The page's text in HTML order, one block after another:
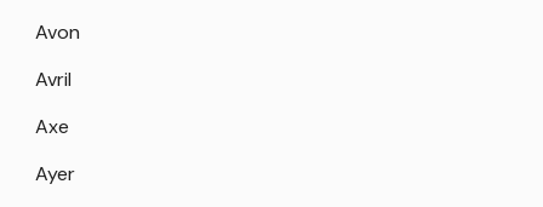
Avon
Avril
Axe
Ayer